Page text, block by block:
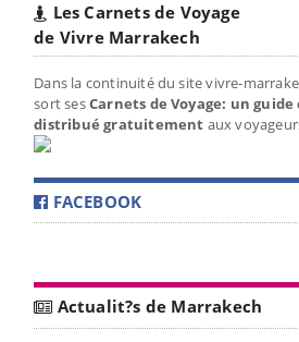
Les Carnets de Voyage
de Vivre Marrakech
Dans la continuité du site vivre-
sort sesCarnets de Voyage: un
distribué gratuitement aux
FACEBOOK
Actualit?s de Marrakech